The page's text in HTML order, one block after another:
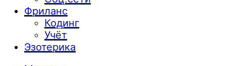
Фриланс
Кодинг
Учёт
Эзотерика